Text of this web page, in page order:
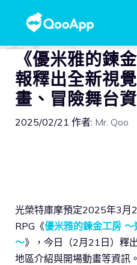
《優米雅的鍊
報釋出全新視
畫、冒險舞台
2025/02/21 作者: Mr. Qoo
光榮特庫摩預定2025年3月
RPG《優米雅的鍊金工房
～》，今日（2月21日）釋
地區介紹與開場動畫等資訊。